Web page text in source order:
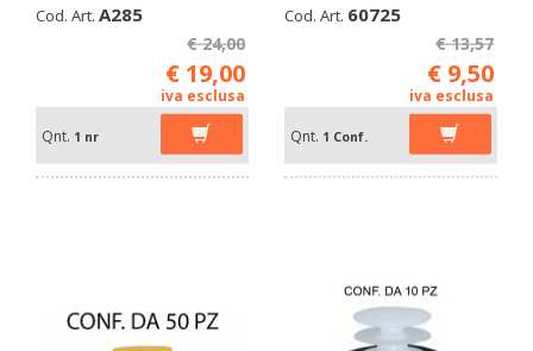
Cod. Art. A285
€ 24,00
€ 19,00
iva esclusa
Qnt. 1 nr
Cod. Art. 60725
€ 13,57
€ 9,50
iva esclusa
Qnt. 1 Conf.